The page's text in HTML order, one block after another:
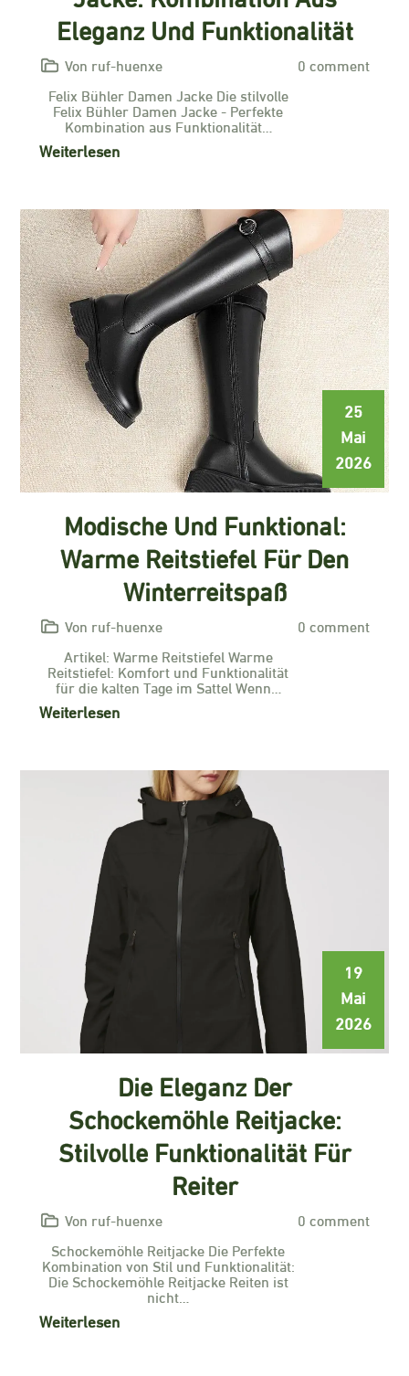
Eleganz Und Funktionalität
Von ruf-huenxe
0 comment
Felix Bühler Damen Jacke Die stilvolle
Felix Bühler Damen Jacke - Perfekte
Kombination aus Funktionalität…
Weiterlesen
25
Mai
2026
Modische Und Funktional:
Warme Reitstiefel Für Den
Winterreitspaß
Von ruf-huenxe
0 comment
Artikel: Warme Reitstiefel Warme
Reitstiefel: Komfort und Funktionalität
für die kalten Tage im Sattel Wenn…
Weiterlesen
19
Mai
2026
Die Eleganz Der
Schockemöhle Reitjacke:
Stilvolle Funktionalität Für
Reiter
Von ruf-huenxe
0 comment
Schockemöhle Reitjacke Die Perfekte
Kombination von Stil und Funktionalität:
Die Schockemöhle Reitjacke Reiten ist
nicht…
Weiterlesen